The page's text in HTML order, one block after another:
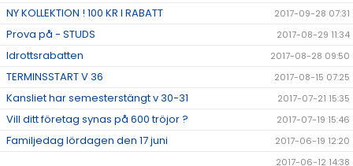
NY KOLLEKTION ! 100 KR I RABATT 2017-09-28 07:31
Prova på - STUDS 2017-08-29 11:34
Idrottsrabatten 2017-08-28 09:50
TERMINSSTART V 36 2017-08-15 07:25
Kansliet har semesterstängt v 30-31 2017-07-21 15:35
Vill ditt företag synas på 600 tröjor ? 2017-07-19 15:46
Familjedag lördagen den 17 juni
2017-06-19 12:20
2017-06-12 14:38